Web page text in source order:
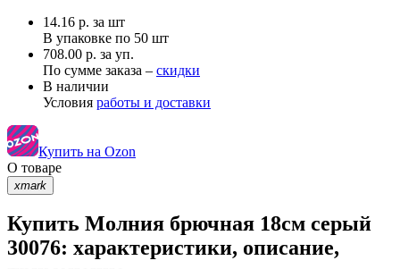
14.16 р. за шт
В упаковке по 50 шт
708.00 р. за уп.
По сумме заказа – скидки
В наличии
Условия работы и доставки
Купить на Ozon
О товаре
xmark
Купить Молния брючная 18см серый
30076: характеристики, описание,